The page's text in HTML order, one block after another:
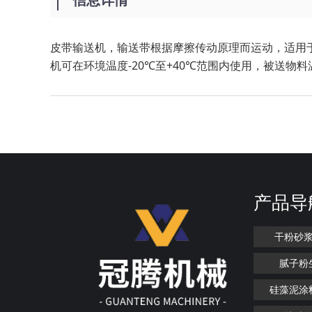
皮带输送机，输送带根据摩擦传动原理而运动，适
机可在环境温度-20℃至+40℃范围内使用，被送物料
产品
干粉砂
腻子粉
硅藻泥涂